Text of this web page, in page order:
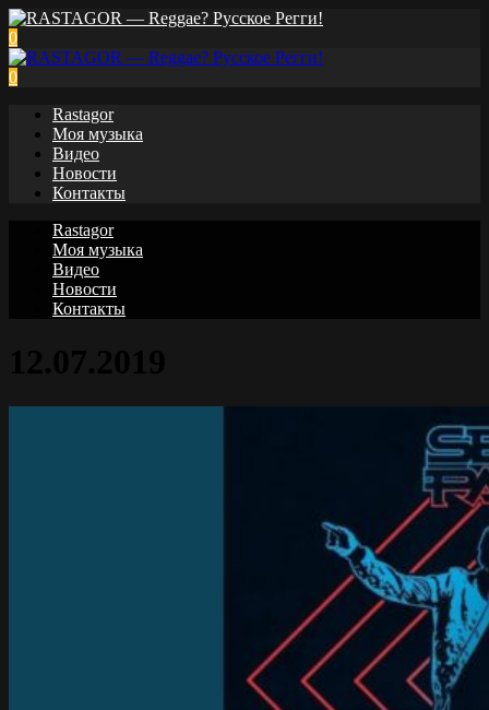
0
0
Rastagor
Моя музыка
Видео
Новости
Контакты
Rastagor
Моя музыка
Видео
Новости
Контакты